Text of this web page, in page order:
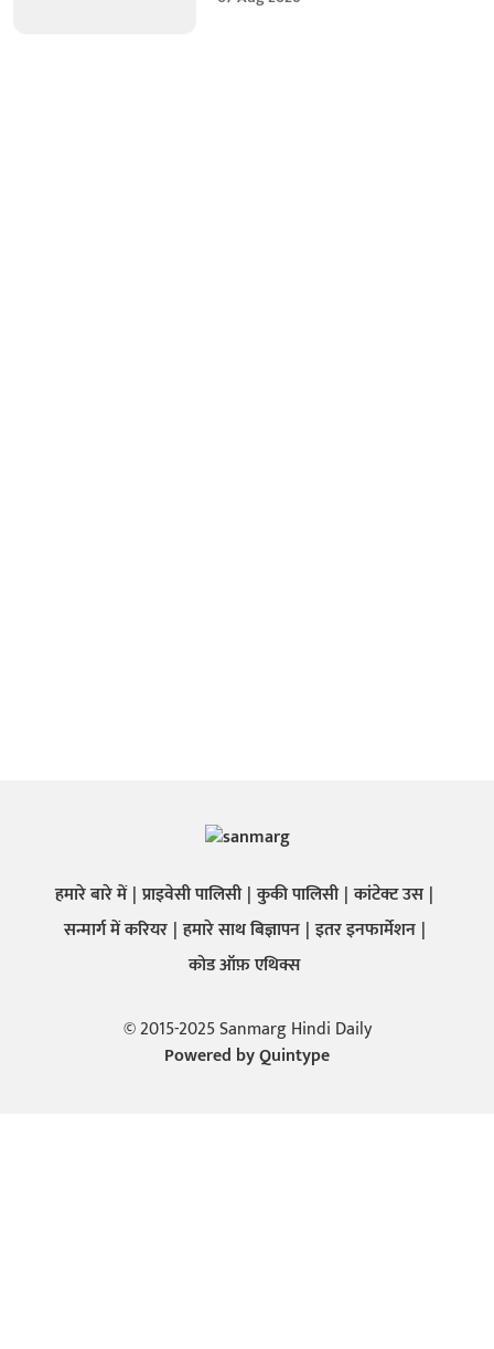
हमारे बारे में प्राइवेसी पालिसी कुकी पालिसी कांटेक्ट उस
सन्मार्ग में करियर हमारे साथ बिज्ञापन इतर इनफार्मेशन
कोड ऑफ़ एथिक्स
© 2015-2025 Sanmarg Hindi Daily
Powered byQuintype